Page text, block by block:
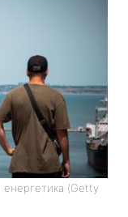
енергетика (Getty